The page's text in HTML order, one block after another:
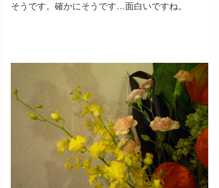
そうです。確かにそうです…面白いですね。